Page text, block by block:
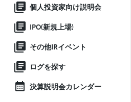
個人投資家向け説明会
IPO(新規上場)
その他IRイベント
ログを探す
決算説明会カレンダー